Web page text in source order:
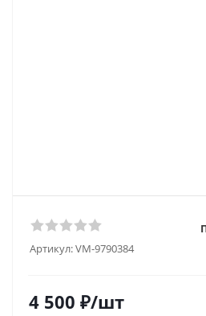
Артикул:VM-9790384
4 500 ₽/шт